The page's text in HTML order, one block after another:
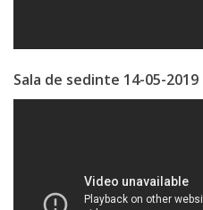
Specialist
Antreprenoriat,
Sala de sedinte 14-05-2019